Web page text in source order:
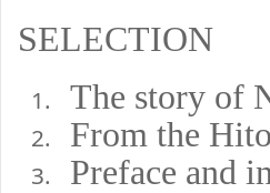
SELECTION
The story of
From the
Preface and